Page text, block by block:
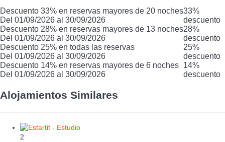
Descuento 33% en reservas mayores de 20 noches
Del 01/09/2026 al 30/09/2026
33%
descuento
Descuento 28% en reservas mayores de 13 noches
Del 01/09/2026 al 30/09/2026
28%
descuento
Descuento 25% en todas las reservas
Del 01/09/2026 al 30/09/2026
25%
descuento
Descuento 14% en reservas mayores de 6 noches
Del 01/09/2026 al 30/09/2026
14%
descuento
Alojamientos Similares
2